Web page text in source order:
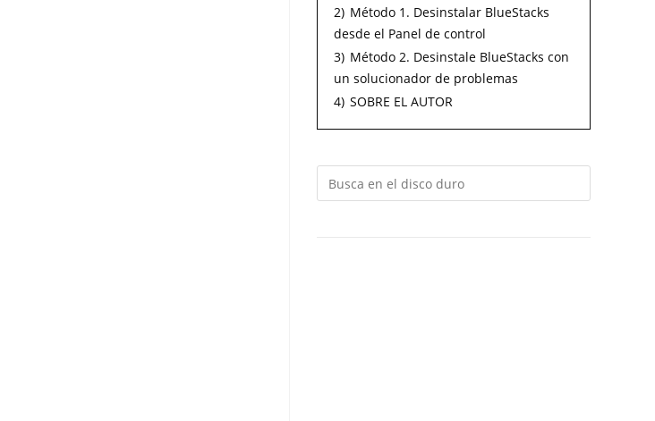
2) Método 1. Desinstalar BlueStacks
desde el Panel de control
3) Método 2. Desinstale BlueStacks con
un solucionador de problemas
4) SOBRE EL AUTOR